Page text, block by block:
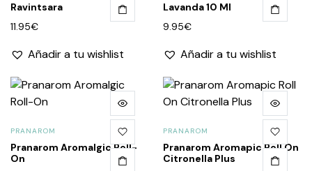
Ravintsara
11.95€
Añadir a tu wishlist
Lavanda 10 Ml
9.95€
Añadir a tu wishlist
PRANAROM
Pranarom Aromalgic Roll-
On
PRANAROM
Pranarom Aromapic Roll On
Citronella Plus